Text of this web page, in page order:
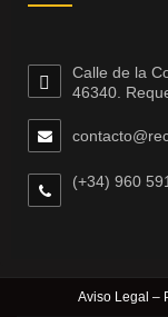
Calle de la
46340.
(+34) 960
Aviso Legal –